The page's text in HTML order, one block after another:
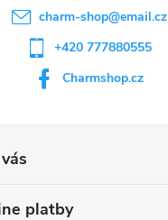
charm-shop@email.cz
+420 777880555
Charmshop.cz
platby